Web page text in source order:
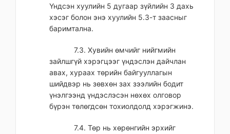
Үндсэн хуулийн 5 дугаар зүйлийн 3 дахь
хэсэг болон энэ хуулийн 5.3-т заасныг
баримтална.
7.3. Хувийн өмчийг нийгмийн
зайлшгүй хэрэгцээг үндэслэн дайчлан
авах, хураах төрийн байгууллагын
шийдвэр нь зөвхөн зах зээлийн бодит
үнэлгээнд үндэслэсэн нөхөх олговор
бүрэн төлөгдсөн тохиолдолд хэрэгжинэ.
7.4. Төр нь хөрөнгийн эрхийг